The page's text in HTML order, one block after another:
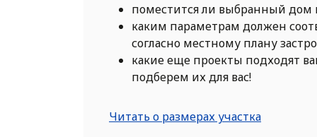
поместится ли выбранный дом
каким параметрам должен
согласно местному плану
какие еще проекты подходят
подберем их для вас!
Читать о размерах участка